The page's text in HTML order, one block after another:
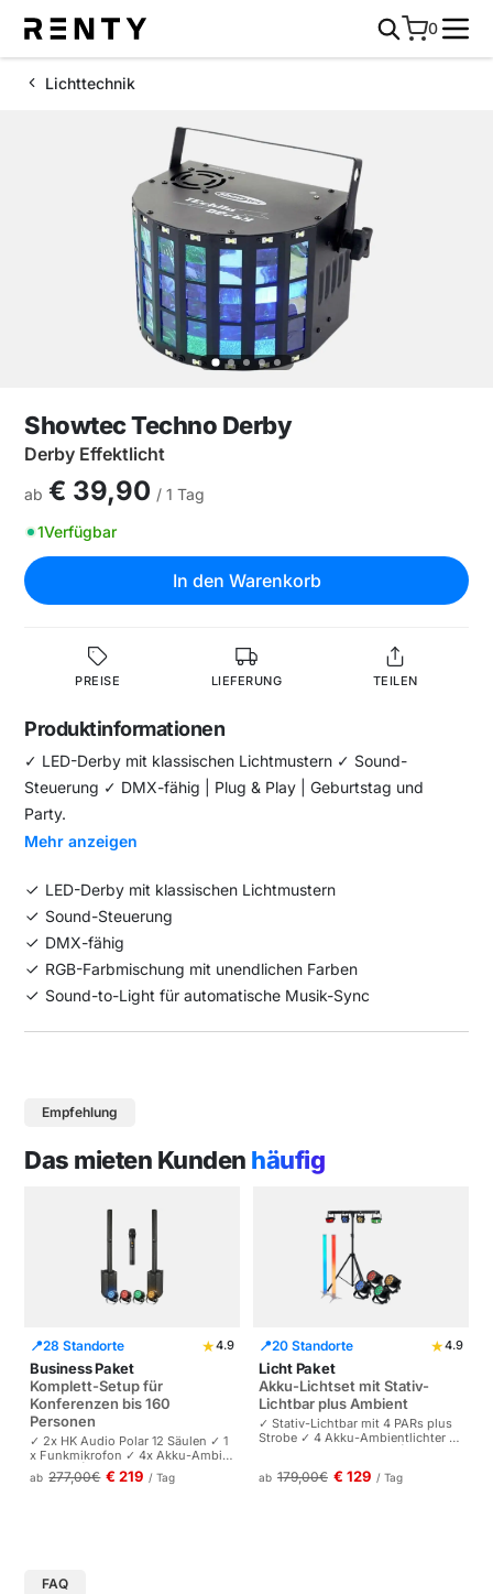
0
Lichttechnik
Showtec Techno Derby
Derby Effektlicht
ab € 39,90 / 1 Tag
1Verfügbar
In den Warenkorb
PREISE LIEFERUNG TEILEN
Produktinformationen
✓ LED-Derby mit klassischen Lichtmustern ✓ Sound-
Steuerung ✓ DMX-fähig | Plug & Play | Geburtstag und
Party.
Mehr anzeigen
LED-Derby mit klassischen Lichtmustern
Sound-Steuerung
DMX-fähig
RGB-Farbmischung mit unendlichen Farben
Sound-to-Light für automatische Musik-Sync
Empfehlung
Das mieten Kunden häufig
📍28 Standorte ★4.9
Business Paket
Komplett-Setup für
Konferenzen bis 160
Personen
✓ 2x HK Audio Polar 12 Säulen ✓ 1
x Funkmikrofon ✓ 4x Akku-Ambie
ntlichter | Komplettes Setup für Ta
gungen und Pressekonferenzen |
ab 277,00€ € 219 / Tag
📍20 Standorte ★4.9
Licht Paket
Akku-Lichtset mit Stativ-
Lichtbar plus Ambient
✓ Stativ-Lichtbar mit 4 PARs plus
Strobe ✓ 4 Akku-Ambientlichter ✓
ersonen.
ab 179,00€ € 129 / Tag
FAQ